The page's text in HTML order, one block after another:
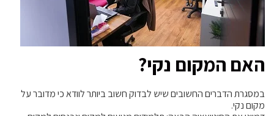
האם המקום נקי?
במסגרת הדברים החשובים שיש לבדוק חשוב ביותר לוודא כי מדובר על
מקום נקי.